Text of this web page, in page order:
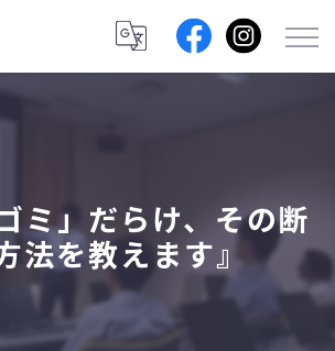
ミ」だらけ、その断
法を教えます』